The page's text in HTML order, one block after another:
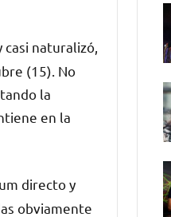
naturalizó,
(15). No
la
en la
directo y
obviamente